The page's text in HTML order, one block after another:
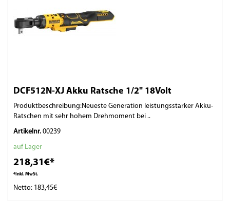
DCF512N-XJ Akku Ratsche 1/2" 18Volt
Produktbeschreibung:Neueste Generation leistungsstarker Akku-
Ratschen mit sehr hohem Drehmoment bei ..
Artikelnr. 00239
auf Lager
218,31€*
*Inkl. MwSt.
Netto: 183,45€